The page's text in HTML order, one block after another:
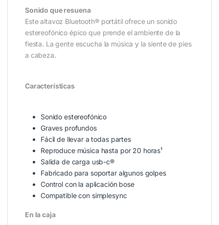
Sonido que resuena
Este altavoz Bluetooth® portátil ofrece un sonido
estereofónico épico que prende el ambiente de la
fiesta. La gente escucha la música y la siente de pies
a cabeza.
Características
Sonido estereofónico
Graves profundos
Fácil de llevar a todas partes
Reproduce música hasta por 20 horas¹
Salida de carga usb-c®
Fabricado para soportar algunos golpes
Control con la aplicación bose
Compatible con simplesync
En la caja